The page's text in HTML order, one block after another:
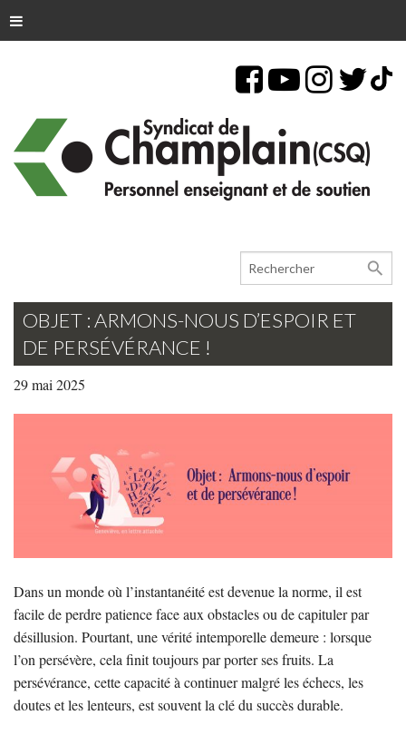
search
OBJET : ARMONS-NOUS D’ESPOIR ET
DE PERSÉVÉRANCE !
29 mai 2025
Dans un monde où l’instantanéité est devenue la norme, il est
facile de perdre patience face aux obstacles ou de capituler par
désillusion. Pourtant, une vérité intemporelle demeure : lorsque
l’on persévère, cela finit toujours par porter ses fruits. La
persévérance, cette capacité à continuer malgré les échecs, les
doutes et les lenteurs, est souvent la clé du succès durable.